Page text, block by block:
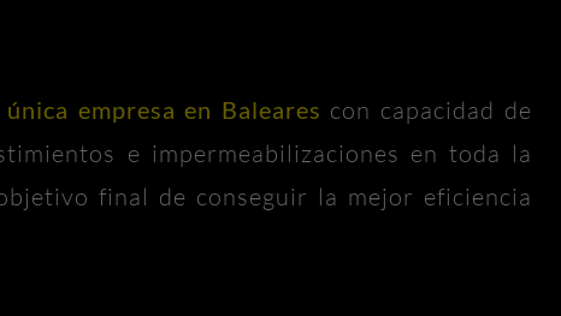
empresa en Baleares con capacidad de
e impermeabilizaciones en toda la
final de conseguir la mejor eficiencia